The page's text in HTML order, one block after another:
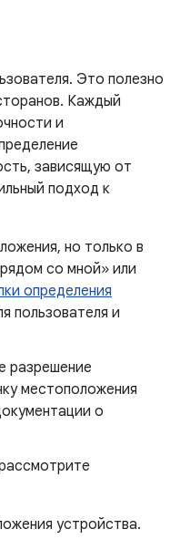
Это полезно
Каждый
и
зависящую от
подход к
но только в
со мной» или
определения
пользователя и
разрешение
местоположения
о
устройства.